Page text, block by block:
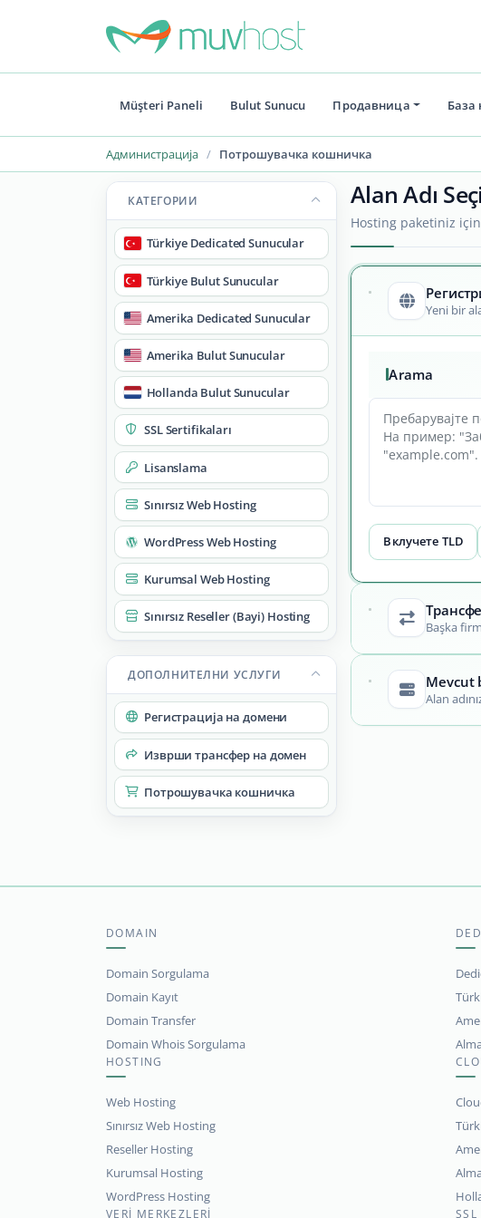
Müşteri Paneli Bulut Sunucu Продавница База
Администрација Потрошувачка кошничка
КАТЕГОРИИ
Türkiye Dedicated Sunucular
Türkiye Bulut Sunucular
Amerika Dedicated Sunucular
Amerika Bulut Sunucular
Hollanda Bulut Sunucular
SSL Sertifikaları
Lisanslama
Sınırsız Web Hosting
WordPress Web Hosting
Kurumsal Web Hosting
Sınırsız Reseller (Bayi) Hosting
ДОПОЛНИТЕЛНИ УСЛУГИ
Регистрација на домени
Изврши трансфер на домен
Потрошувачка кошничка
Alan Adı
Hosting paketiniz
Yeni bir
Arama
Вклучете TLD
Başka
Mevcut
Alan
DOMAIN
Domain Sorgulama
Domain Kayıt
Domain Transfer
Domain Whois Sorgulama
HOSTING
Web Hosting
Sınırsız Web Hosting
Reseller Hosting
Kurumsal Hosting
WordPress Hosting
VERİ MERKEZLERİ SSL